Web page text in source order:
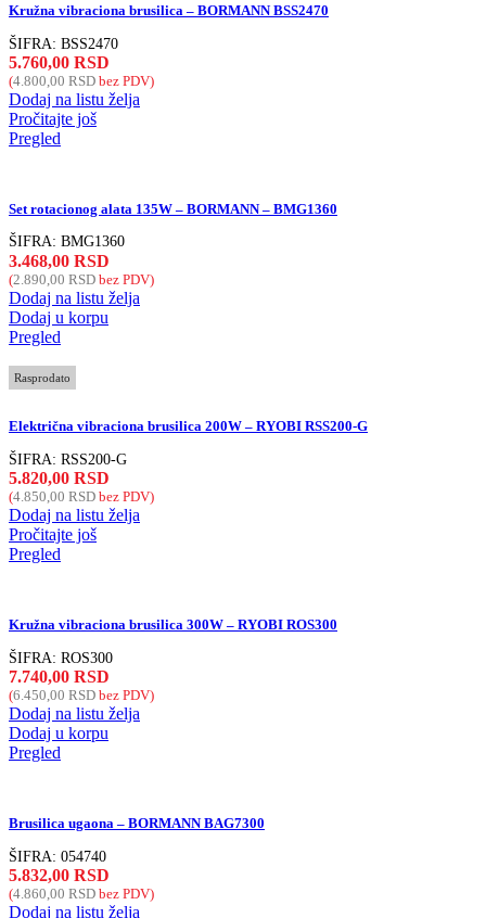
Kružna vibraciona brusilica – BORMANN BSS2470
ŠIFRA: BSS2470
5.760,00 RSD
(4.800,00 RSD bez PDV)
Dodaj na listu želja
Pročitajte još
Pregled
Set rotacionog alata 135W – BORMANN – BMG1360
ŠIFRA: BMG1360
3.468,00 RSD
(2.890,00 RSD bez PDV)
Dodaj na listu želja
Dodaj u korpu
Pregled
Rasprodato
Električna vibraciona brusilica 200W – RYOBI RSS200-G
ŠIFRA: RSS200-G
5.820,00 RSD
(4.850,00 RSD bez PDV)
Dodaj na listu želja
Pročitajte još
Pregled
Kružna vibraciona brusilica 300W – RYOBI ROS300
ŠIFRA: ROS300
7.740,00 RSD
(6.450,00 RSD bez PDV)
Dodaj na listu želja
Dodaj u korpu
Pregled
Brusilica ugaona – BORMANN BAG7300
ŠIFRA: 054740
5.832,00 RSD
(4.860,00 RSD bez PDV)
Dodaj na listu želja